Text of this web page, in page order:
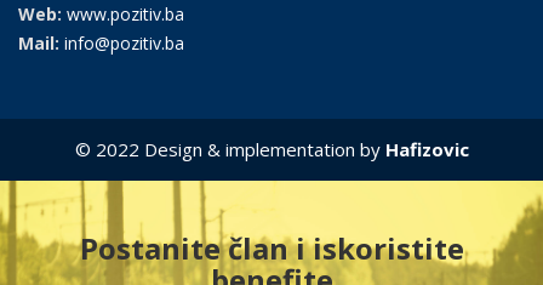
Web: www.pozitiv.ba
Mail: info@pozitiv.ba
© 2022 Design & implementation by Hafizovic
Postanite član i iskoristite